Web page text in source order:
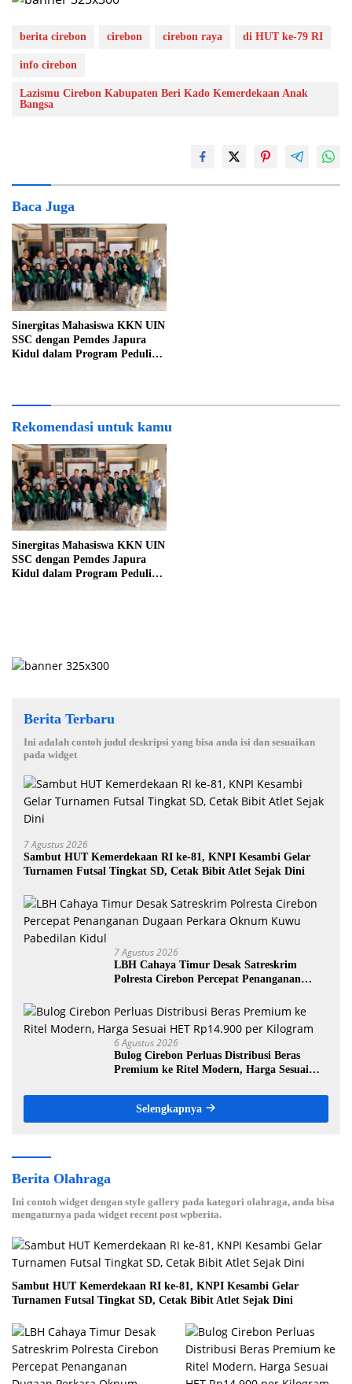
berita cirebon cirebon cirebon raya di HUT ke-79 RI
info cirebon
Lazismu Cirebon Kabupaten Beri Kado Kemerdekaan Anak
Bangsa
Baca Juga
Sinergitas Mahasiswa KKN UIN
SSC dengan Pemdes Japura
Kidul dalam Program Peduli
Rekomendasi untuk kamu
Sinergitas Mahasiswa KKN UIN
SSC dengan Pemdes Japura
Kidul dalam Program Peduli
Berita Terbaru
Ini adalah contoh judul deskripsi yang bisa anda isi dan sesuaikan
pada widget
7 Agustus 2026
Sambut HUT Kemerdekaan RI ke-81, KNPI Kesambi Gelar
Turnamen Futsal Tingkat SD, Cetak Bibit Atlet Sejak Dini
7 Agustus 2026
LBH Cahaya Timur Desak Satreskrim
Polresta Cirebon Percepat Penanganan
Kidul
6 Agustus 2026
Bulog Cirebon Perluas Distribusi Beras
Premium ke Ritel Modern, Harga Sesuai
Selengkapnya
Berita Olahraga
Ini contoh widget dengan style gallery pada kategori olahraga, anda bisa
mengaturnya pada widget recent post wpberita.
Sambut HUT Kemerdekaan RI ke-81, KNPI Kesambi Gelar
Turnamen Futsal Tingkat SD, Cetak Bibit Atlet Sejak Dini